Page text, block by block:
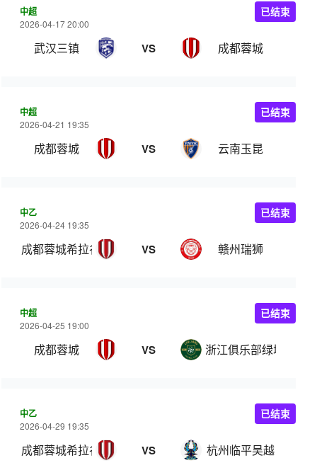
中超
2026-04-17 20:00
武汉三镇 VS 成都蓉城
已结束
中超
2026-04-21 19:35
成都蓉城 VS 云南玉昆
已结束
中乙
2026-04-24 19:35
成都蓉城希拉谷 VS 赣州瑞狮
已结束
中超
2026-04-25 19:00
成都蓉城 VS 浙江俱乐部绿城
已结束
中乙
2026-04-29 19:35
成都蓉城希拉谷 VS 杭州临平吴越
已结束